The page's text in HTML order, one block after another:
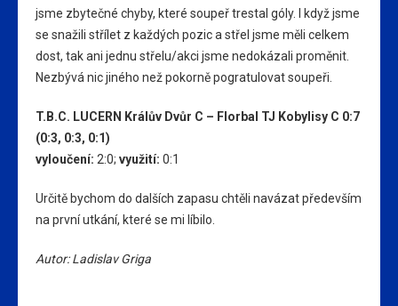
jsme zbytečné chyby, které soupeř trestal góly. I když jsme
se snažili střílet z každých pozic a střel jsme měli celkem
dost, tak ani jednu střelu/akci jsme nedokázali proměnit.
Nezbývá nic jiného než pokorně pogratulovat soupeři.
T.B.C. LUCERN Králův Dvůr C – Florbal TJ Kobylisy C 0:7
(0:3, 0:3, 0:1)
vyloučení: 2:0; využití: 0:1
Určitě bychom do dalších zapasu chtěli navázat především
na první utkání, které se mi líbilo.
Autor: Ladislav Griga